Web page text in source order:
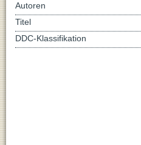
Autoren
Titel
DDC-Klassifikation